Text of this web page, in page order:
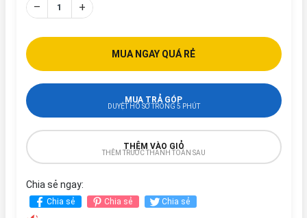
– +
MUA NGAY QUÁ RẺ
MUA TRẢ GÓP
DUYỆT HỒ SƠ TRONG 5 PHÚT
THÊM VÀO GIỎ
THÊM TRƯỚC THANH TOÁN SAU
Chia sẻ ngay:
Chia sẻ Chia sẻ Chia sẻ